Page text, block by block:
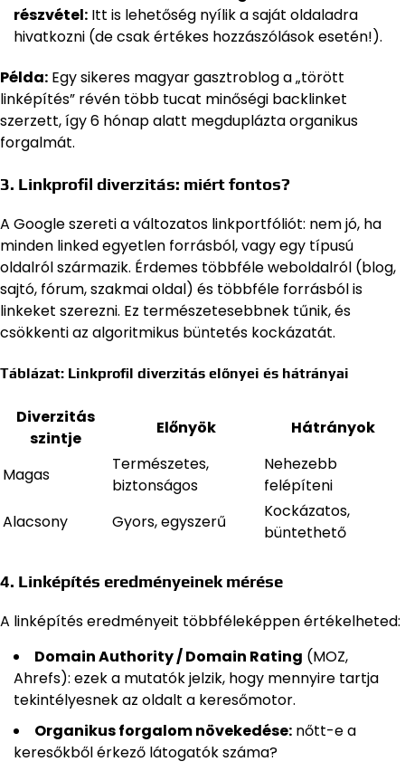
részvétel: Itt is lehetőség nyílik a saját oldaladra
hivatkozni (de csak értékes hozzászólások esetén!).
Példa: Egy sikeres magyar gasztroblog a „törött
linképítés” révén több tucat minőségi backlinket
szerzett, így 6 hónap alatt megduplázta organikus
forgalmát.
3. Linkprofil diverzitás: miért fontos?
A Google szereti a változatos linkportfóliót: nem jó, ha
minden linked egyetlen forrásból, vagy egy típusú
oldalról származik. Érdemes többféle weboldalról (blog,
sajtó, fórum, szakmai oldal) és többféle forrásból is
linkeket szerezni. Ez természetesebbnek tűnik, és
csökkenti az algoritmikus büntetés kockázatát.
Táblázat: Linkprofil diverzitás előnyei és hátrányai
Diverzitás
szintje
Előnyök Hátrányok
Magas
Természetes,
biztonságos
Nehezebb
felépíteni
Alacsony
Gyors, egyszerű
Kockázatos,
büntethető
4. Linképítés eredményeinek mérése
A linképítés eredményeit többféleképpen értékelheted:
Domain Authority / Domain Rating (MOZ,
Ahrefs): ezek a mutatók jelzik, hogy mennyire tartja
tekintélyesnek az oldalt a keresőmotor.
Organikus forgalom növekedése: nőtt-e a
keresőkből érkező látogatók száma?